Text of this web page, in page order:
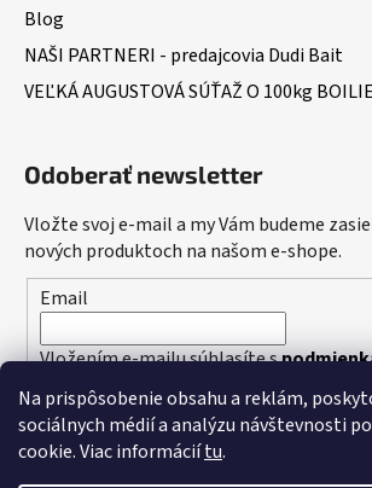
Na prispôsobenie obsahu a reklám,
sociálnych médií a analýzu návštevnosti
cookie. Viac informáciítu.
Blog
NAŠI PARTNERI - predajcovia Dudi Bait
VEĽKÁ AUGUSTOVÁ SÚŤAŽ O 100kg
Odoberať newsletter
Vložte svoj e-mail a my Vám budeme
nových produktoch na našom e-shope.
Email
Vložením e-mailu súhlasíte s
osobných údajov
PRIHLÁSIŤ SA